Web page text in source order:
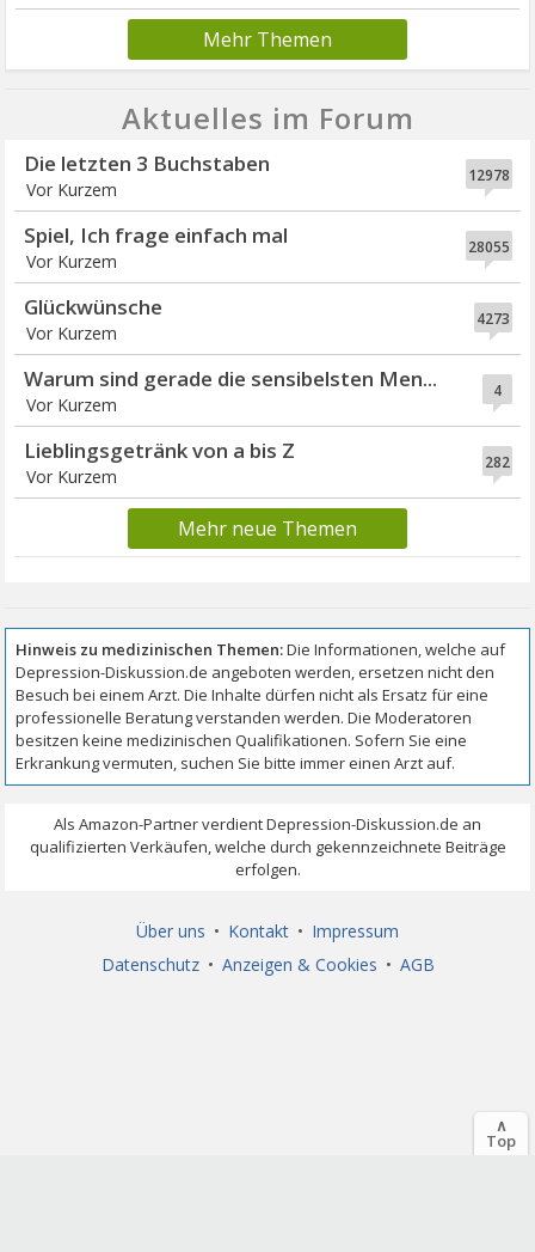
Mehr Themen
Aktuelles im Forum
12978
Die letzten 3 Buchstaben
Vor Kurzem
28055
Spiel, Ich frage einfach mal
Vor Kurzem
4273
Glückwünsche
Vor Kurzem
4
Warum sind gerade die sensibelsten Men...
Vor Kurzem
282
Lieblingsgetränk von a bis Z
Vor Kurzem
Mehr neue Themen
Über uns • Kontakt • Impressum
Datenschutz • Anzeigen & Cookies • AGB
∧
Top